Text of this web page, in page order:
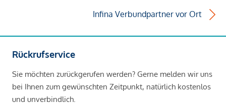
Infina Verbundpartner vor Ort
Rückrufservice
Sie möchten zurückgerufen werden? Gerne melden wir uns
bei Ihnen zum gewünschten Zeitpunkt, natürlich kostenlos
und unverbindlich.